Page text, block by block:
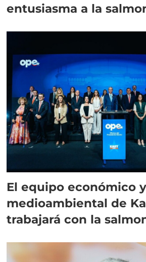
entusiasma a la
El equipo económico y
medioambiental de
trabajará con la